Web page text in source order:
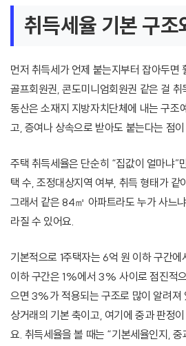
취득세율 기본 구조
먼저 취득세가 언제 붙는지부터 잡아두면
골프회원권, 콘도미니엄회원권 같은 걸
동산은 소재지 지방자치단체에 내는 구조
고, 증여나 상속으로 받아도 붙는다는 점
주택 취득세율은 단순히 “집값이 얼마냐”
택 수, 조정대상지역 여부, 취득 형태가 같
그래서 같은 84㎡ 아파트라도 누가 사느
라질 수 있어요.
기본적으로 1주택자는 6억 원 이하 구간
이하 구간은 1%에서 3% 사이로 점진적
으면 3%가 적용되는 구조로 많이 알려져
상거래의 기본 축이고, 여기에 중과 판정
요. 취득세율을 볼 때는 “기본세율인지, 중